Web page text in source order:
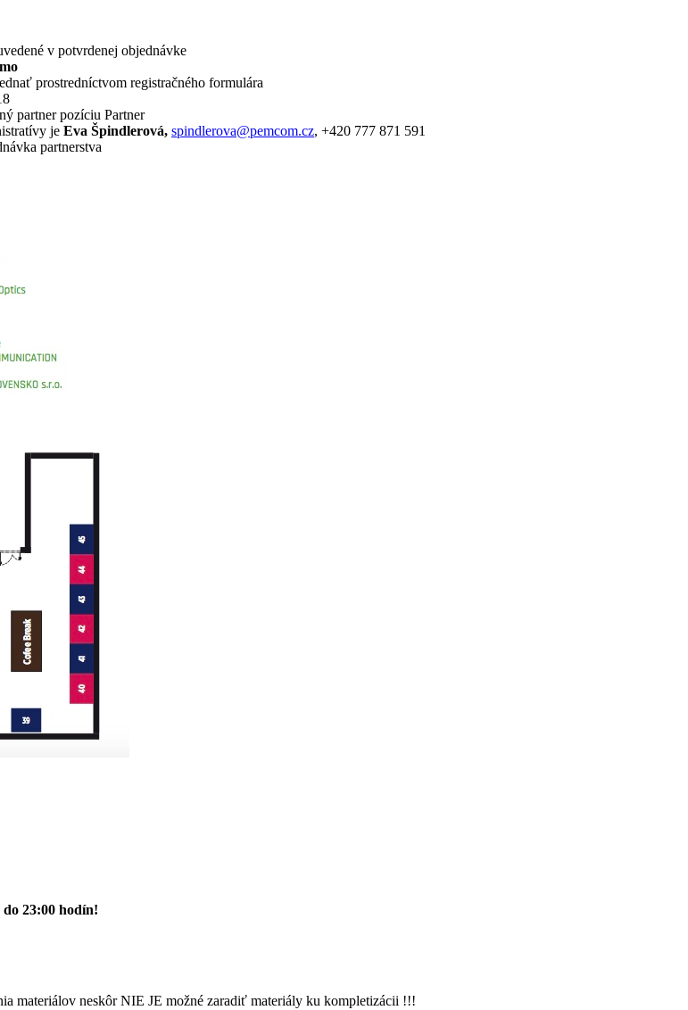
v potvrdenej objednávke
prostredníctvom registračného formulára
partner pozíciu Partner
je Eva Špindlerová, spindlerova@pemcom.cz, +420 777 871 591
partnerstva
23:00 hodín!
materiálov neskôr NIE JE možné zaradiť materiály ku kompletizácii !!!